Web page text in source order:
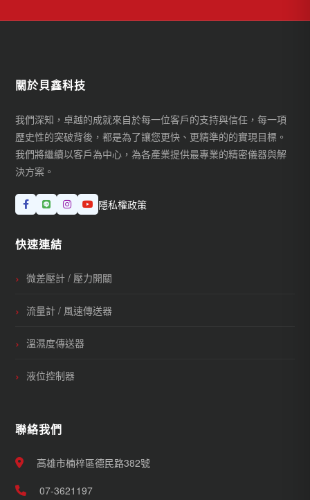
關於貝鑫科技
我們深知，卓越的成就來自於每一位客戶的支持與信任，每一項
歷史性的突破背後，都是為了讓您更快、更精準的的實現目標。
我們將繼續以客戶為中心，為各產業提供最專業的精密儀器與解
決方案。
隱私權政策
快速連結
微差壓計 / 壓力開關
流量計 / 風速傳送器
溫濕度傳送器
液位控制器
聯絡我們
高雄市楠梓區德民路382號
07-3621197